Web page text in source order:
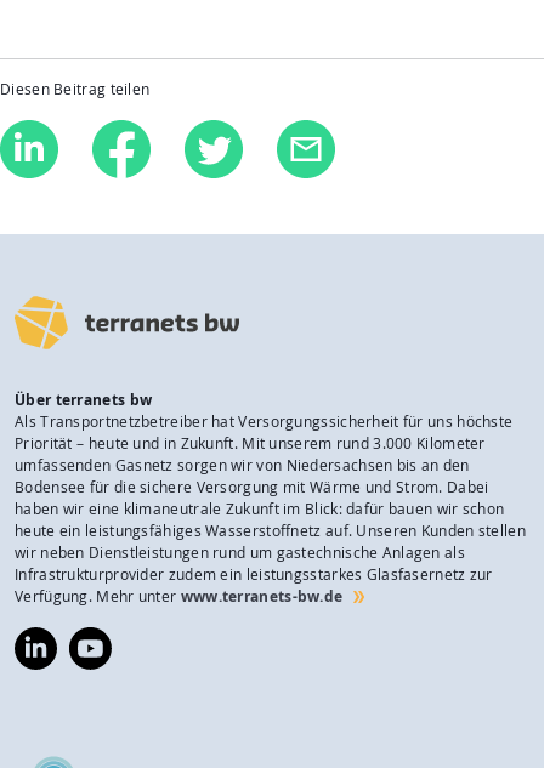
Diesen Beitrag teilen
Über terranets bw
Als Transportnetzbetreiber hat Versorgungssicherheit für uns höchste
Priorität – heute und in Zukunft. Mit unserem rund 3.000 Kilometer
umfassenden Gasnetz sorgen wir von Niedersachsen bis an den
Bodensee für die sichere Versorgung mit Wärme und Strom. Dabei
haben wir eine klimaneutrale Zukunft im Blick: dafür bauen wir schon
heute ein leistungsfähiges Wasserstoffnetz auf. Unseren Kunden stellen
wir neben Dienstleistungen rund um gastechnische Anlagen als
Infrastrukturprovider zudem ein leistungsstarkes Glasfasernetz zur
Verfügung. Mehr unter www.terranets-bw.de
https://www.linkedin.com/company/terranets-
bw-
https://www.youtube.com/@terranetsbw